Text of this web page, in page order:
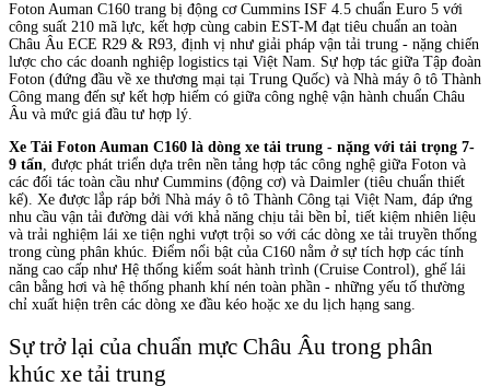
Foton Auman C160 trang bị động cơ Cummins ISF 4.5 chuẩn Euro 5 với
công suất 210 mã lực, kết hợp cùng cabin EST-M đạt tiêu chuẩn an toàn
Châu Âu ECE R29 & R93, định vị như giải pháp vận tải trung - nặng chiến
lược cho các doanh nghiệp logistics tại Việt Nam. Sự hợp tác giữa Tập đoàn
Foton (đứng đầu về xe thương mại tại Trung Quốc) và Nhà máy ô tô Thành
Công mang đến sự kết hợp hiếm có giữa công nghệ vận hành chuẩn Châu
Âu và mức giá đầu tư hợp lý.
Xe Tải Foton Auman C160 là dòng xe tải trung - nặng với tải trọng 7-
9 tấn, được phát triển dựa trên nền tảng hợp tác công nghệ giữa Foton và
các đối tác toàn cầu như Cummins (động cơ) và Daimler (tiêu chuẩn thiết
kế). Xe được lắp ráp bởi Nhà máy ô tô Thành Công tại Việt Nam, đáp ứng
nhu cầu vận tải đường dài với khả năng chịu tải bền bỉ, tiết kiệm nhiên liệu
và trải nghiệm lái xe tiện nghi vượt trội so với các dòng xe tải truyền thống
trong cùng phân khúc. Điểm nổi bật của C160 nằm ở sự tích hợp các tính
năng cao cấp như Hệ thống kiểm soát hành trình (Cruise Control), ghế lái
cân bằng hơi và hệ thống phanh khí nén toàn phần - những yếu tố thường
chỉ xuất hiện trên các dòng xe đầu kéo hoặc xe du lịch hạng sang.
Sự trở lại của chuẩn mực Châu Âu trong phân
khúc xe tải trung